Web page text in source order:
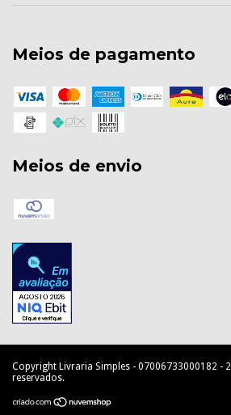
Meios de pagamento
Meios de envio
Copyright Livraria Simples - 07006733000182 -
reservados.